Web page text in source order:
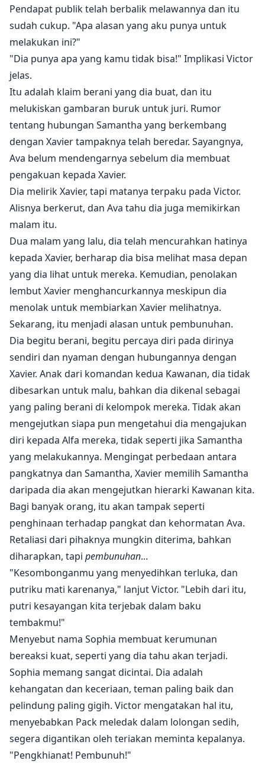
Pendapat publik telah berbalik melawannya dan itu
sudah cukup. "Apa alasan yang aku punya untuk
melakukan ini?"
"Dia punya apa yang kamu tidak bisa!" Implikasi Victor
jelas.
Itu adalah klaim berani yang dia buat, dan itu
melukiskan gambaran buruk untuk juri. Rumor
tentang hubungan Samantha yang berkembang
dengan Xavier tampaknya telah beredar. Sayangnya,
Ava belum mendengarnya sebelum dia membuat
pengakuan kepada Xavier.
Dia melirik Xavier, tapi matanya terpaku pada Victor.
Alisnya berkerut, dan Ava tahu dia juga memikirkan
malam itu.
Dua malam yang lalu, dia telah mencurahkan hatinya
kepada Xavier, berharap dia bisa melihat masa depan
yang dia lihat untuk mereka. Kemudian, penolakan
lembut Xavier menghancurkannya meskipun dia
menolak untuk membiarkan Xavier melihatnya.
Sekarang, itu menjadi alasan untuk pembunuhan.
Dia begitu berani, begitu percaya diri pada dirinya
sendiri dan nyaman dengan hubungannya dengan
Xavier. Anak dari komandan kedua Kawanan, dia tidak
dibesarkan untuk malu, bahkan dia dikenal sebagai
yang paling berani di kelompok mereka. Tidak akan
mengejutkan siapa pun mengetahui dia mengajukan
diri kepada Alfa mereka, tidak seperti jika Samantha
yang melakukannya. Mengingat perbedaan antara
pangkatnya dan Samantha, Xavier memilih Samantha
daripada dia akan mengejutkan hierarki Kawanan kita.
Bagi banyak orang, itu akan tampak seperti
penghinaan terhadap pangkat dan kehormatan Ava.
Retaliasi dari pihaknya mungkin diterima, bahkan
diharapkan, tapi pembunuhan...
"Kesombonganmu yang menyedihkan terluka, dan
putriku mati karenanya," lanjut Victor. "Lebih dari itu,
putri kesayangan kita terjebak dalam baku
tembakmu!"
Menyebut nama Sophia membuat kerumunan
bereaksi kuat, seperti yang dia tahu akan terjadi.
Sophia memang sangat dicintai. Dia adalah
kehangatan dan keceriaan, teman paling baik dan
pelindung paling gigih. Victor mengatakan hal itu,
menyebabkan Pack meledak dalam lolongan sedih,
segera digantikan oleh teriakan meminta kepalanya.
"Pengkhianat! Pembunuh!"